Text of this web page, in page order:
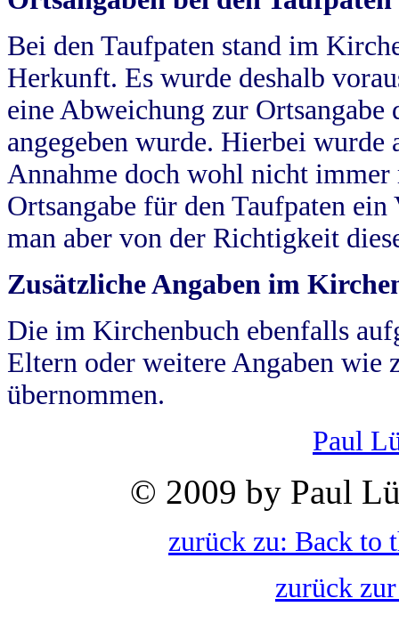
Bei den Taufpaten stand im
Herkunft. Es wurde deshalb
eine Abweichung zur
angegeben wurde. Hierbei wurde
Annahme doch wohl nicht
Ortsangabe für den Taufpaten
man aber von der Richtigkeit
Zusätzliche Angaben im
Die im Kirchenbuch ebenfalls
Eltern oder weitere Angaben wie
übernommen.
Paul
© 2009 by Paul
zurück zu: Back to
zurück